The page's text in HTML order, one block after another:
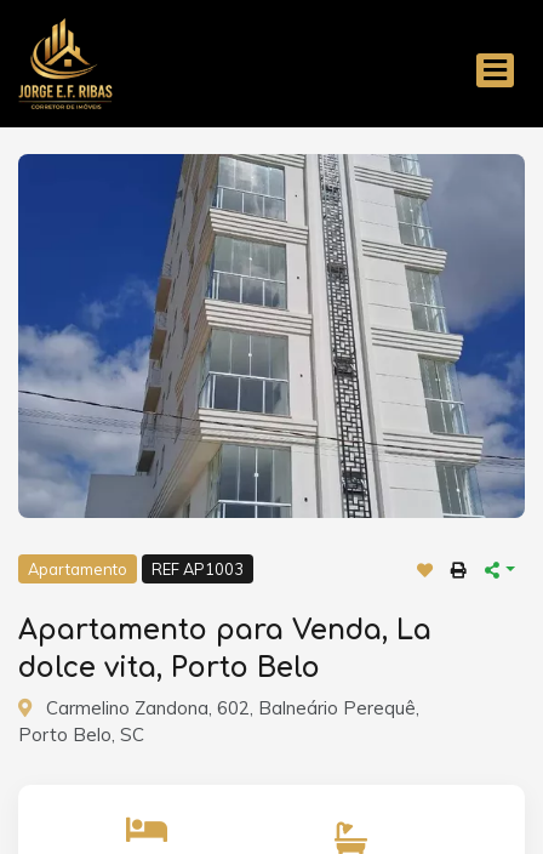
Apartamento REF AP1003
Apartamento para Venda, La
dolce vita, Porto Belo
Carmelino Zandona, 602, Balneário Perequê,
Porto Belo, SC